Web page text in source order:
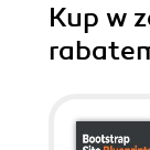
Kup w